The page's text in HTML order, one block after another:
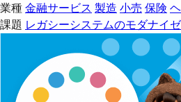
業種金融サービス 製造 小売 保険
課題 レガシーシステムのモダナイ